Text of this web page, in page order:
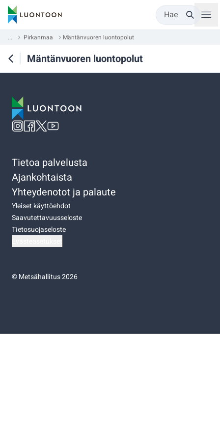
Hae
... Pirkanmaa Mäntänvuoren luontopolut
Mäntänvuoren luontopolut
Tietoa palvelusta
Ajankohtaista
Yhteydenotot ja palaute
Yleiset käyttöehdot
Saavutettavuusseloste
Tietosuojaseloste
©Metsähallitus 2026